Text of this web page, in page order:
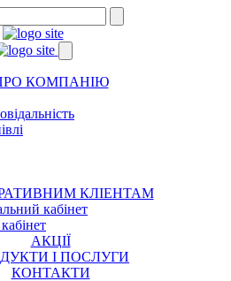
КОМПАНІЮ
КЛІЕНТАМ
кабінет
АКЦІЇ
І ПОСЛУГИ
КОНТАКТИ